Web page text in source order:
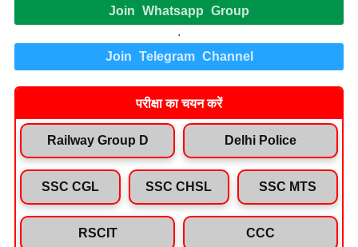
Join Whatsapp Group
.
Join Telegram Channel
परीक्षा का चयन करें
Railway Group D Delhi Police
SSC CGL SSC CHSL SSC MTS
RSCIT CCC